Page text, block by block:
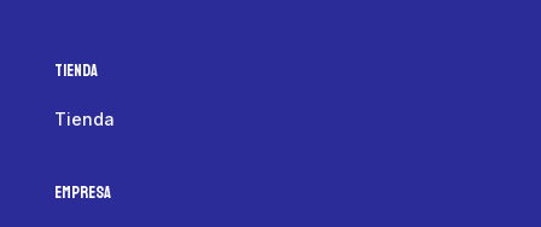
Tienda
Tienda
Empresa